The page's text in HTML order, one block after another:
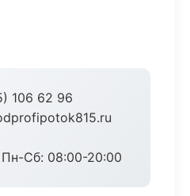
106 62 96
Пн-Сб: 08:00-20:00